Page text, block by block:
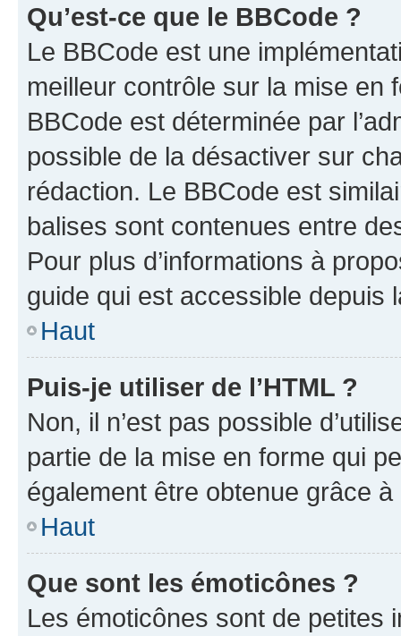
Qu’est-ce que le BBCode ?
Le BBCode est une
meilleur contrôle sur la mise en
BBCode est déterminée par
possible de la désactiver sur
rédaction. Le BBCode est
balises sont contenues entre
Pour plus d’informations à
guide qui est accessible depuis
Haut
Puis-je utiliser de l’HTML ?
Non, il n’est pas possible
partie de la mise en forme qui
également être obtenue grâce à
Haut
Que sont les émoticônes ?
Les émoticônes sont de petites